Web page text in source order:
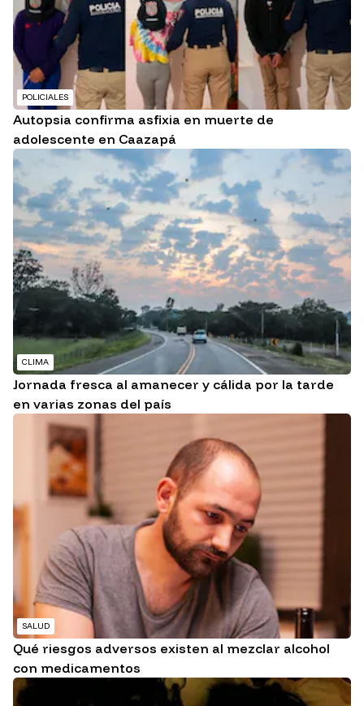
POLICIALES
Autopsia confirma asfixia en muerte de
adolescente en Caazapá
CLIMA
Jornada fresca al amanecer y cálida por la tarde
en varias zonas del país
SALUD
Qué riesgos adversos existen al mezclar alcohol
con medicamentos